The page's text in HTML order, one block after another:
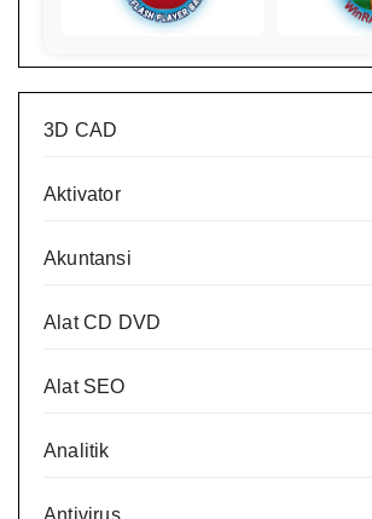
3D CAD
Aktivator
Akuntansi
Alat CD DVD
Alat SEO
Analitik